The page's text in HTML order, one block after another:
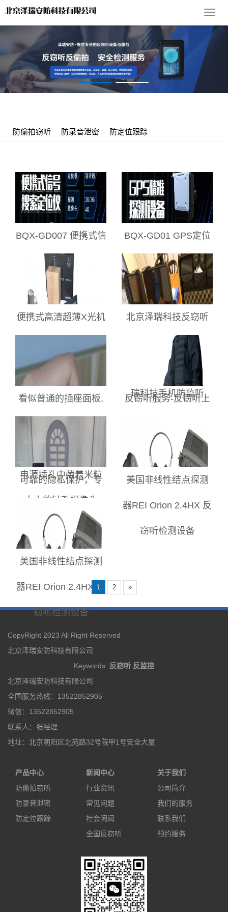
导
菜
防偷拍窃听 防录音泄密 防定位跟踪
BQX-GD007 便携式信
号源搜索定位仪
BQX-GD01 GPS定位
检测器
便携式高清超薄X光机 北京泽瑞科技反窃听
服务，北京泽瑞科技
反窃听设备，北京泽
瑞科技手机防监听
看似普通的插座面板,
为何在网上标出528元
的高价?仔细检查发现,
电源插孔中藏着米粒
大小的针孔摄像头
反窃听服务-反窃听上
诚塬科技中心
可靠的隐私保护，专 美国非线性结点探测
器REI Orion 2.4HX 反
窃听检测设备
美国非线性结点探测
器REI Orion 2.4HX 反
窃听检测设备
1 2 »
CopyRight 2023 All Right Reserved
北京泽瑞安防科技有限公司
Keywords: 反窃听 反监控
北京泽瑞安防科技有限公司
全国服务热线：13522852905
微信：13522852905
联系人：张经理
地址：北京朝阳区北苑路32号院甲1号安全大厦
产品中心
防偷拍窃听
防录音泄密
防定位跟踪
新闻中心
行业资讯
常见问题
社会闲闻
全国反窃听
关于我们
公司简介
我们的服务
联系我们
预约服务